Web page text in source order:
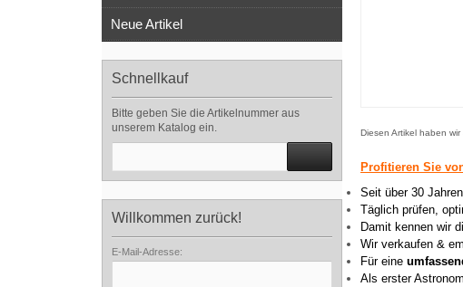
Diesen Artikel haben
Profitieren Sie
Seit über 30
Täglich prüfen,
Damit kennen wir
Wir verkaufen &
Für eine
Als erster
Neue Artikel
Schnellkauf
Bitte geben Sie die Artikelnummer aus
unserem Katalog ein.
Willkommen zurück!
E-Mail-Adresse: